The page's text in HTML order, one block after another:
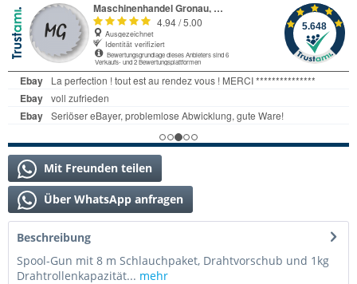
Mit Freunden teilen
Über WhatsApp anfragen
Beschreibung
Spool-Gun mit 8 m Schlauchpaket, Drahtvorschub und 1kg
Drahtrollenkapazität... mehr